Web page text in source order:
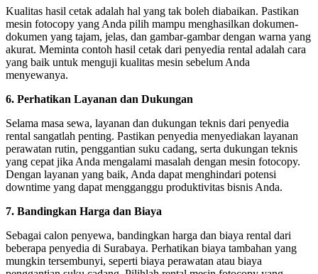
Kualitas hasil cetak adalah hal yang tak boleh diabaikan. Pastikan
mesin fotocopy yang Anda pilih mampu menghasilkan dokumen-
dokumen yang tajam, jelas, dan gambar-gambar dengan warna yang
akurat. Meminta contoh hasil cetak dari penyedia rental adalah cara
yang baik untuk menguji kualitas mesin sebelum Anda
menyewanya.
6. Perhatikan Layanan dan Dukungan
Selama masa sewa, layanan dan dukungan teknis dari penyedia
rental sangatlah penting. Pastikan penyedia menyediakan layanan
perawatan rutin, penggantian suku cadang, serta dukungan teknis
yang cepat jika Anda mengalami masalah dengan mesin fotocopy.
Dengan layanan yang baik, Anda dapat menghindari potensi
downtime yang dapat mengganggu produktivitas bisnis Anda.
7. Bandingkan Harga dan Biaya
Sebagai calon penyewa, bandingkan harga dan biaya rental dari
beberapa penyedia di Surabaya. Perhatikan biaya tambahan yang
mungkin tersembunyi, seperti biaya perawatan atau biaya